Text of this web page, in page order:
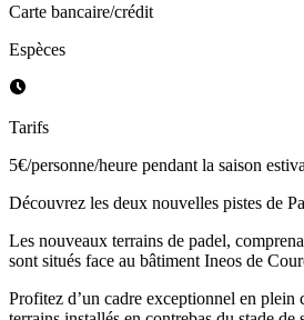
Carte bancaire/crédit
Espèces
Tarifs
5€/personne/heure pendant la saison
Découvrez les deux nouvelles pistes de
Les nouveaux terrains de padel,
sont situés face au bâtiment Ineos de
Profitez d’un cadre exceptionnel en plein